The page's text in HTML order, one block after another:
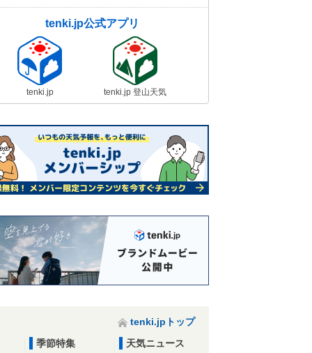
tenki.jp公式アプリ
tenki.jp tenki.jp 登山天気
tenki.jpトップ
季節特集
天気ニュース